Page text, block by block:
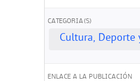
CATEGORIA(S)
Cultura, Deporte
ENLACE A LA PUBLICACIÓN